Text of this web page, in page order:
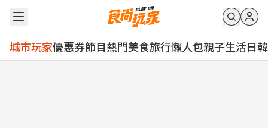
城市玩家優惠券節目熱門美食旅行懶人包親子生活日韓